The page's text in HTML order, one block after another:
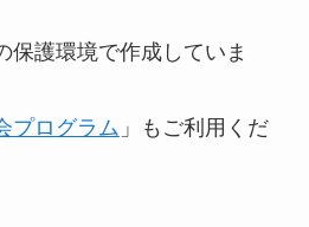
保護環境で作成していま
プログラム 」もご利用くだ